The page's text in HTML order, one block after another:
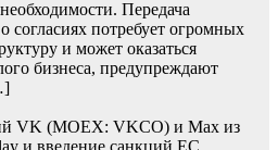
Передача
согласиях потребует огромных
и может оказаться
бизнеса, предупреждают
VK (MOEX: VKCO) и Max из
и введение санкций ЕС